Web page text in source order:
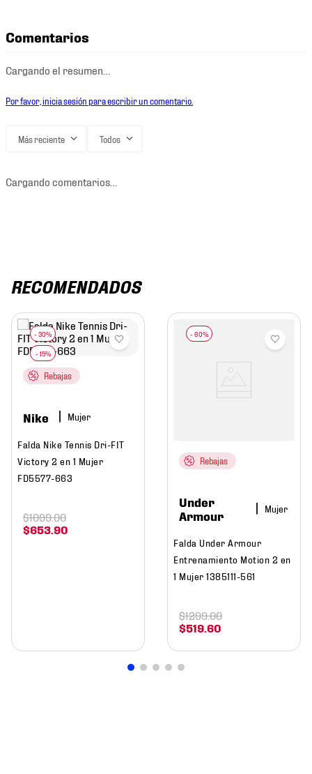
Comentarios
Cargando el resumen…
Por favor, inicia sesión para escribir un comentario.
Más reciente Todos
Cargando comentarios…
RECOMENDADOS
Rebajas
Nike Mujer
Falda Nike Tennis Dri-FIT
Victory 2 en 1 Mujer
FD5577-663
$653.90
$1099.00
Rebajas
Under
Armour
Mujer
Falda Under Armour
Entrenamiento Motion 2 en
1 Mujer 1385111-561
$519.60
$1299.00